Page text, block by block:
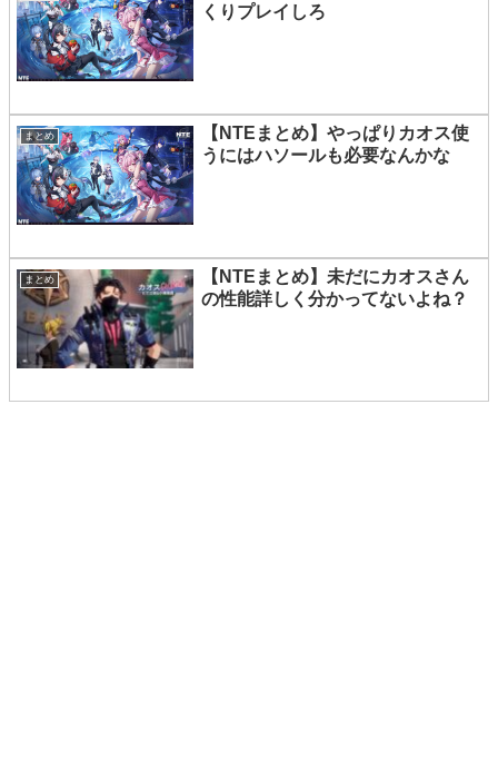
くりプレイしろ
まとめ
【NTEまとめ】やっぱりカオス使
うにはハソールも必要なんかな
まとめ
【NTEまとめ】未だにカオスさん
の性能詳しく分かってないよね？